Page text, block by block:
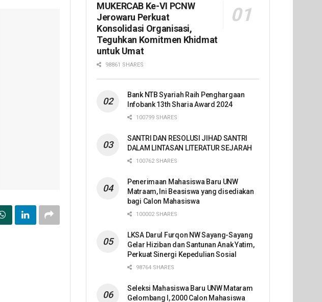
MUKERCAB Ke-VI PCNW
Jerowaru Perkuat
Konsolidasi Organisasi,
Teguhkan Komitmen Khidmat
untuk Umat
98861 SHARES
Bank NTB Syariah Raih Penghargaan
Infobank 13th Sharia Award 2024
100799 SHARES
SANTRI DAN RESOLUSI JIHAD SANTRI
DALAM LINTASAN LITERATUR SEJARAH
100762 SHARES
Penerimaan Mahasiswa Baru UNW
Matraam, Ini Beasiswa yang disediakan
bagi Calon Mahasiswa
100002 SHARES
LKSA Darul Furqon NW Sayang-Sayang
Gelar Hiziban dan Santunan Anak Yatim,
Perkuat Sinergi Kepedulian Sosial
98764 SHARES
Seleksi Mahasiswa Baru UNW Mataram
Gelombang I, 2000 Calon Mahasiswa